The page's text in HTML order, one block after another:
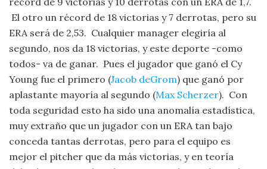
El otro un récord de 18 victorias y 7 derrotas, pero su
ERA será de 2,53. Cualquier manager elegiría al
segundo, nos da 18 victorias, y este deporte -como
todos- va de ganar. Pues el jugador que ganó el Cy
Young fue el primero (Jacob deGrom) que ganó por
aplastante mayoría al segundo (Max Scherzer). Con
toda seguridad esto ha sido una anomalía estadística,
muy extraño que un jugador con un ERA tan bajo
conceda tantas derrotas, pero para el equipo es
mejor el pitcher que da más victorias, y en teoría